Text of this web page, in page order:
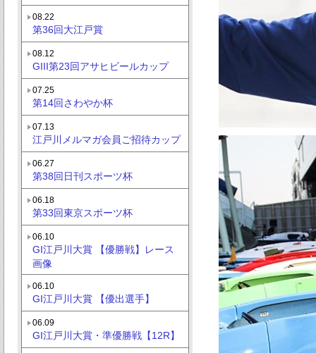
08.22
第36回大江戸賞
08.12
GIII第23回アサヒビールカップ
07.25
第14回さわやか杯
07.13
江戸川メルマガ会員ご招待カップ
06.27
第38回日刊スポーツ杯
06.18
第33回東京スポーツ杯
06.10
GI江戸川大賞 【優勝戦】レース
画像
06.10
GI江戸川大賞 【優出選手】
06.09
GI江戸川大賞・準優勝戦【12R】